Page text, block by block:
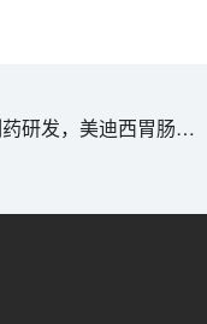
胃肠道药物体外生物等效性（BE）研究服务平台